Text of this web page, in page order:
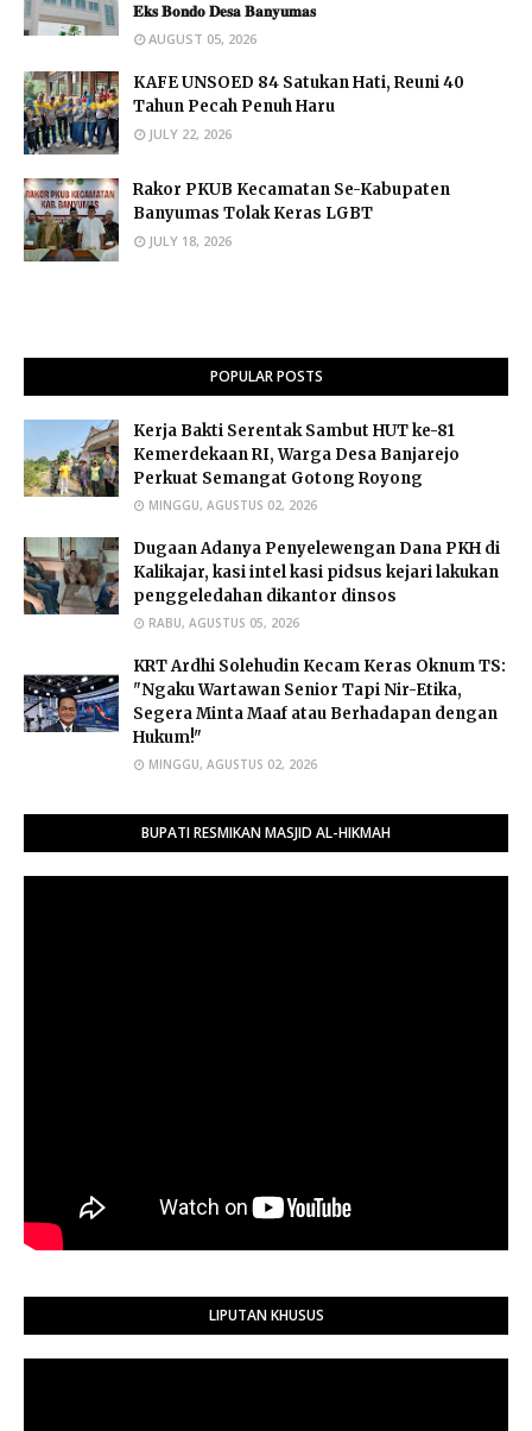
𝐄𝐤𝐬 𝐁𝐨𝐧𝐝𝐨 𝐃𝐞𝐬𝐚 𝐁𝐚𝐧𝐲𝐮𝐦𝐚𝐬
AUGUST 05, 2026
KAFE UNSOED 84 Satukan Hati, Reuni 40
Tahun Pecah Penuh Haru
JULY 22, 2026
Rakor PKUB Kecamatan Se-Kabupaten
Banyumas Tolak Keras LGBT
JULY 18, 2026
POPULAR POSTS
Kerja Bakti Serentak Sambut HUT ke-81
Kemerdekaan RI, Warga Desa Banjarejo
Perkuat Semangat Gotong Royong
MINGGU, AGUSTUS 02, 2026
Dugaan Adanya Penyelewengan Dana PKH di
Kalikajar, kasi intel kasi pidsus kejari lakukan
penggeledahan dikantor dinsos
RABU, AGUSTUS 05, 2026
​KRT Ardhi Solehudin Kecam Keras Oknum TS:
"Ngaku Wartawan Senior Tapi Nir-Etika,
Segera Minta Maaf atau Berhadapan dengan
Hukum!"
MINGGU, AGUSTUS 02, 2026
BUPATI RESMIKAN MASJID AL-HIKMAH
LIPUTAN KHUSUS